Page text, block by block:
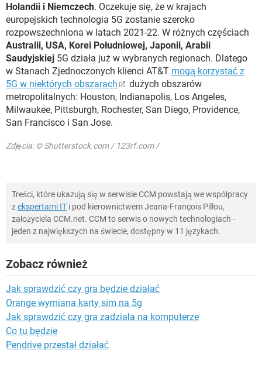
Holandii i Niemczech. Oczekuje się, że w krajach
europejskich technologia 5G zostanie szeroko
rozpowszechniona w latach 2021-22. W różnych częściach
Australii, USA, Korei Południowej, Japonii, Arabii
Saudyjskiej 5G działa już w wybranych regionach. Dlatego
w Stanach Zjednoczonych klienci AT&T mogą korzystać z
5G w niektórych obszarach
dużych obszarów
metropolitalnych: Houston, Indianapolis, Los Angeles,
Milwaukee, Pittsburgh, Rochester, San Diego, Providence,
San Francisco i San Jose.
Zdjęcia: © Shutterstock.com / 123rf.com /
Treści, które ukazują się w serwisie CCM powstają we współpracy
zekspertami IT i pod kierownictwem Jeana-François Pillou,
założyciela CCM.net. CCM to serwis o nowych technologiach -
jeden z największych na świecie, dostępny w 11 językach.
Zobacz również
Jak sprawdzić czy gra będzie działać
Orange wymiana karty sim na 5g
Jak sprawdzić czy gra zadziała na komputerze
Co tu będzie
Pendrive przestał działać